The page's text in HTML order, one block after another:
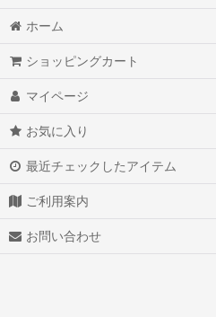
ホーム
ショッピングカート
マイページ
お気に入り
最近チェックしたアイテム
ご利用案内
お問い合わせ